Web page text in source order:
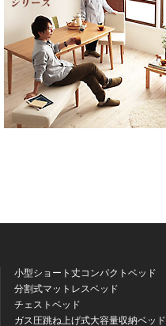
小型ショート丈コンパクトベッド
分割式マットレスベッド
チェストベッド
ガス圧跳ね上げ式大容量収納ベッド